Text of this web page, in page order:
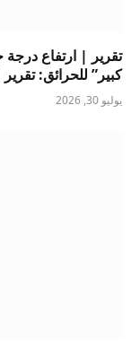
تقرير | ارتفاع درجة
كبير” للحرائق: تقرير
يوليو 30, 2026